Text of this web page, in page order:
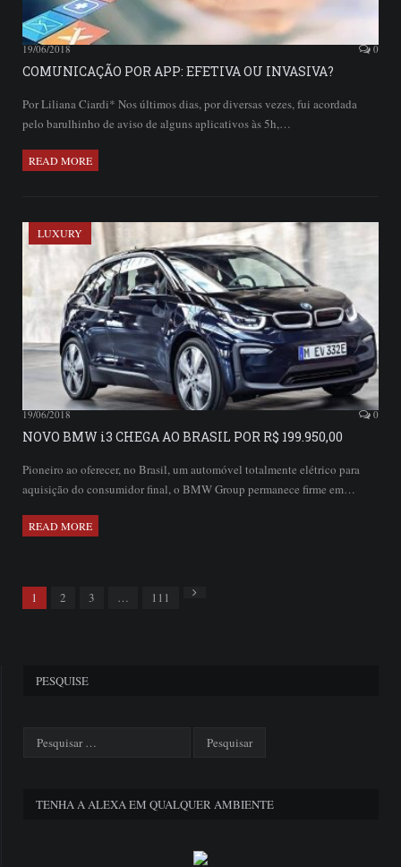
19/06/2018 0
COMUNICAÇÃO POR APP: EFETIVA OU INVASIVA?
Por Liliana Ciardi* Nos últimos dias, por diversas vezes, fui acordada
pelo barulhinho de aviso de alguns aplicativos às 5h,…
READ MORE
LUXURY
19/06/2018 0
NOVO BMW i3 CHEGA AO BRASIL POR R$ 199.950,00
Pioneiro ao oferecer, no Brasil, um automóvel totalmente elétrico para
aquisição do consumidor final, o BMW Group permanece firme em…
READ MORE
1 2 3 … 111 Next
PESQUISE
TENHA A ALEXA EM QUALQUER AMBIENTE